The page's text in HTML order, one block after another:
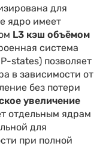
для
ядро имеет
L3 кэш объёмом
система
states) позволяет
в зависимости от
без потери
увеличение
отдельным ядрам
для
при полной